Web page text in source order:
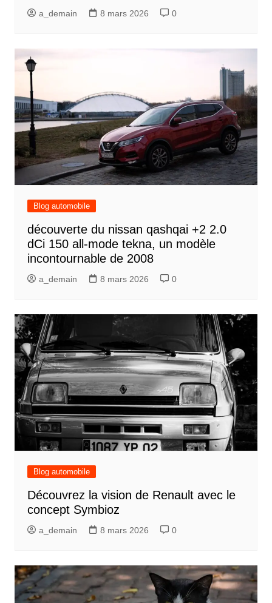
a_demain 8 mars 2026 0
Blog automobile
découverte du nissan qashqai +2 2.0
dCi 150 all-mode tekna, un modèle
incontournable de 2008
a_demain 8 mars 2026 0
Blog automobile
Découvrez la vision de Renault avec le
concept Symbioz
a_demain 8 mars 2026 0